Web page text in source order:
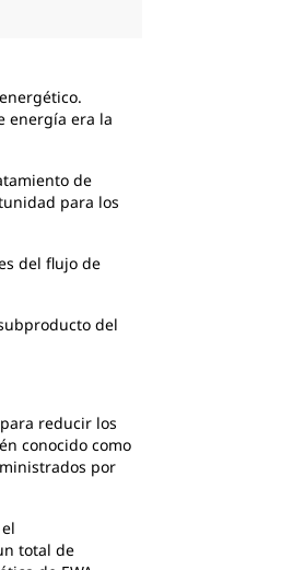
energía era la
de
para los
del flujo de
del
reducir los
conocido como
por
total de